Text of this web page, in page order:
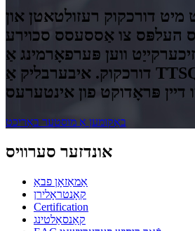
מיט דורכקוק רעזולטאטן און
העלפּס צו אַססעסס סכוירע
ווען פּערפאָרמינג אַ
דורכקוק. איבערבליק אַ TTSQC מוסטער
באַקומען אַ מוסטער באַריכט
אונדזער סערוויס
אַמאַזאָן פבאַ
קאָנטראָלירן
Certification
קאַנסאַלטינג